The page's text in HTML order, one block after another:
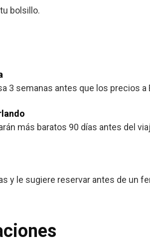
bolsillo.
3 semanas antes que los precios a
más baratos 90 días antes del
y le sugiere reservar antes de un